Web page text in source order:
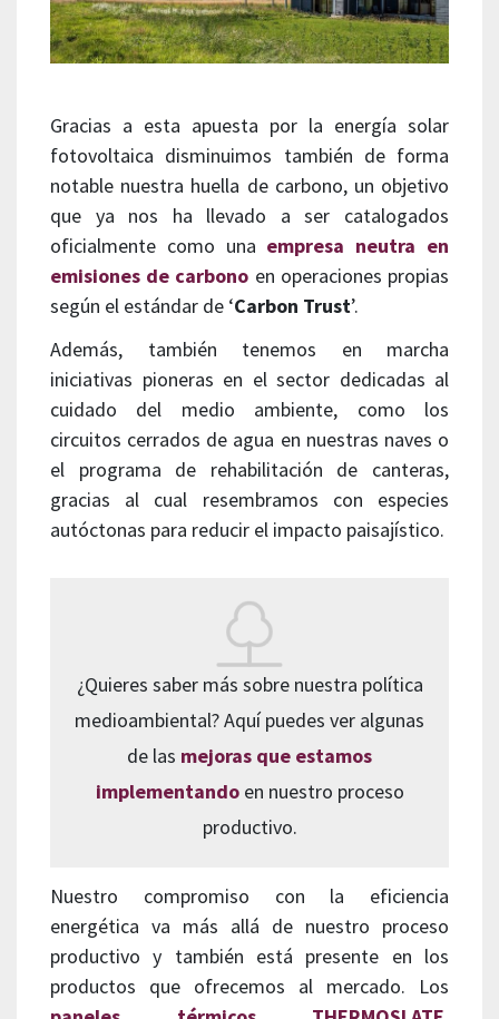
Gracias a esta apuesta por la energía solar
fotovoltaica disminuimos también de forma
notable nuestra huella de carbono, un objetivo
que ya nos ha llevado a ser catalogados
oficialmente como una empresa neutra en
emisiones de carbono en operaciones propias
según el estándar de ‘Carbon Trust’.
Además, también tenemos en marcha
iniciativas pioneras en el sector dedicadas al
cuidado del medio ambiente, como los
circuitos cerrados de agua en nuestras naves o
el programa de rehabilitación de canteras,
gracias al cual resembramos con especies
autóctonas para reducir el impacto paisajístico.
¿Quieres saber más sobre nuestra política
medioambiental? Aquí puedes ver algunas
de las mejoras que estamos
implementandoen nuestro proceso
productivo.
Nuestro compromiso con la eficiencia
energética va más allá de nuestro proceso
productivo y también está presente en los
productos que ofrecemos al mercado. Los